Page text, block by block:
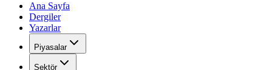
Ana Sayfa
Dergiler
Yazarlar
Piyasalar
Sektör